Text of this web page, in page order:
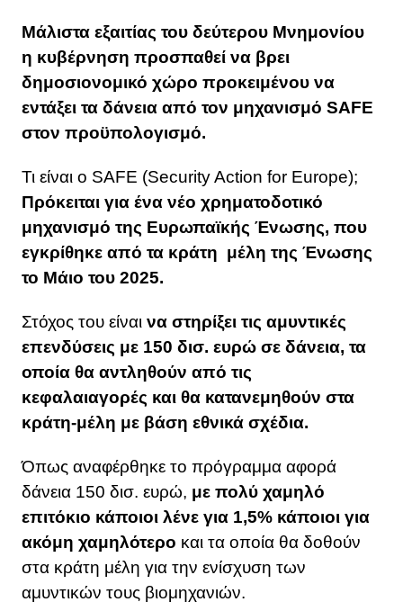
Μάλιστα εξαιτίας του δεύτερου Μνημονίου
η κυβέρνηση προσπαθεί να βρει
δημοσιονομικό χώρο προκειμένου να
εντάξει τα δάνεια από τον μηχανισμό SAFΕ
στον προϋπολογισμό.
Τι είναι ο SAFE (Security Action for Europe);
Πρόκειται για ένα νέο χρηματοδοτικό
μηχανισμό της Ευρωπαϊκής Ένωσης, που
εγκρίθηκε από τα κράτη μέλη της Ένωσης
το Μάιο του 2025.
Στόχος του είναι να στηρίξει τις αμυντικές
επενδύσεις με 150 δισ. ευρώ σε δάνεια, τα
οποία θα αντληθούν από τις
κεφαλαιαγορές και θα κατανεμηθούν στα
κράτη-μέλη με βάση εθνικά σχέδια.
Όπως αναφέρθηκε το πρόγραμμα αφορά
δάνεια 150 δισ. ευρώ, με πολύ χαμηλό
επιτόκιο κάποιοι λένε για 1,5% κάποιοι για
ακόμη χαμηλότερο και τα οποία θα δοθούν
στα κράτη μέλη για την ενίσχυση των
αμυντικών τους βιομηχανιών.